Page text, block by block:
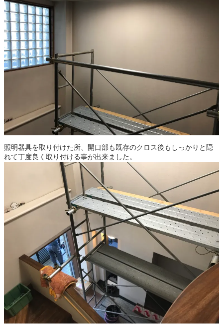
照明器具を取り付けた所、開口部も既存のクロス後もしっかりと隠
れて丁度良く取り付ける事が出来ました。